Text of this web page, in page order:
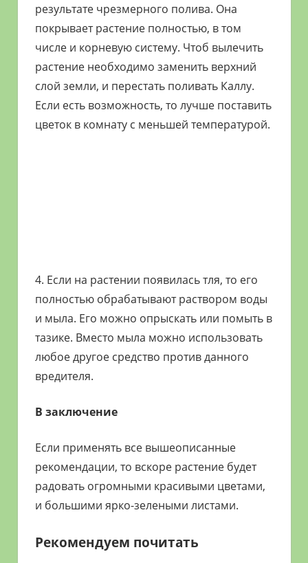
результате чрезмерного полива. Она
покрывает растение полностью, в том
числе и корневую систему. Чтоб вылечить
растение необходимо заменить верхний
слой земли, и перестать поливать Каллу.
Если есть возможность, то лучше поставить
цветок в комнату с меньшей температурой.
4. Если на растении появилась тля, то его
полностью обрабатывают раствором воды
и мыла. Его можно опрыскать или помыть в
тазике. Вместо мыла можно использовать
любое другое средство против данного
вредителя.
В заключение
Если применять все вышеописанные
рекомендации, то вскоре растение будет
радовать огромными красивыми цветами,
и большими ярко-зелеными листами.
Рекомендуем почитать